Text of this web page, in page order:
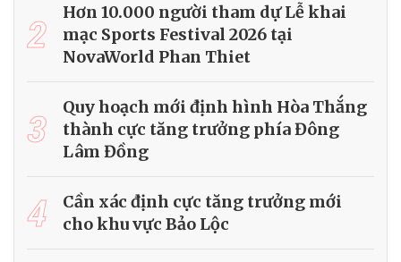
2
Hơn 10.000 người tham dự Lễ khai
mạc Sports Festival 2026 tại
NovaWorld Phan Thiet
3
Quy hoạch mới định hình Hòa Thắng
thành cực tăng trưởng phía Đông
Lâm Đồng
4
Cần xác định cực tăng trưởng mới
cho khu vực Bảo Lộc